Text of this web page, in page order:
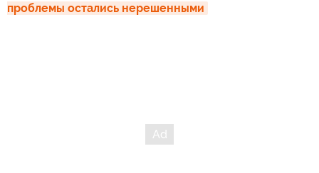
проблемы остались нерешенными